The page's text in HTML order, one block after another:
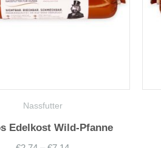
Nassfutter
Edelkost Wild-Pfanne